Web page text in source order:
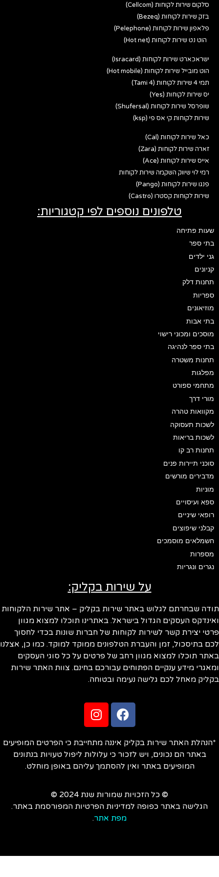
סלקום שירות לקוחות (Cellcom)
בזק שירות לקוחות (Bezeq)
פלאפון שירות לקוחות (Pelephone)
הוט נט שירות לקוחות (Hot net)
ישראכארט שירות לקוחות (Isracard)
הוט מובייל שירות לקוחות (Hot mobile)
תמי 4 שירות לקוחות (Tami 4)
יס שירות לקוחות (Yes)
שופרסל שירות לקוחות (Shufersal)
שירות לקוחות קי אס פי (ksp)
כאל שירות לקוחות (Cal)
זארה שירות לקוחות (Zara)
אייס שירות לקוחות (Ace)
רמי לוי שיווק השקמה שירות לקוחות
פנגו שירות לקוחות (Pango)
שירות לקוחות קסטרו (Castro)
טלפונים נוספים לפי קטגוריות:
שעות פתיחה
בתי ספר
גני ילדים
קניונים
תחנות דלק
ספריות
מוזיאונים
בתי אבות
מוסכים ומכוני רישוי
בתי ספר לנהיגה
תחנות משטרה
מפלגות
מתחמי ספורט
מורי דרך
מקוואות טהרה
לשכות תעסוקה
לשכות בריאות
תחנות רב קו
סוכני תיירות פנים
מדבירים מורשים
מוניות
ספא ועיסויים
רופאי שיניים
קבלני שיפוצים
חשמלאים מוסמכים
מספרות
נגרים ונגריות
על שירות בקליק:
שבחרתם לגלוש באתר שירות בקליק – אתר שירות הלקוחות
העסקים הגדול בישראל. באתרינו תוכלו למצוא מגוון
יצירת קשר לשירות לקוחות של חברות שונות בכדי לחסוך
בתיסכול, זמן והעברת הטלפונים ממוקד למוקד. כמו כן, אצלנו
תוכלו למצוא מגוון רחב של פרטים על כל סוגי העסקים
מידע ענקיים הפתוחים עבורכם בחינם. צוות האתר שירות
מאחל לכם גלישה נעימה ובטוחה.
האתר שירות בקליק איננה מתחייבת כי הפרטים המופיעים
באתר הם נכונים, ויש לזכור כי עלולות ליפול טעויות בנתונים
המופיעים באתר ואין להסתמך עליהם באופן מוחלט.
© כל הזכויות שמורות שנת 2024 ©
הגלישה באתר כפופה למדיניות הפרטיות המפורסמת באתר.
מפת אתר.